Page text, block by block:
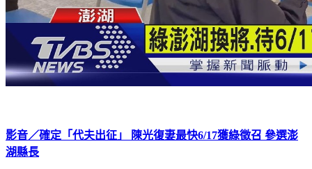
影音／確定「代夫出征」 陳光復妻最快6/17獲綠徵召 參選澎
湖縣長